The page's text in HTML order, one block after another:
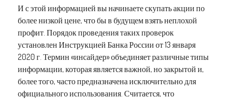
И с этой информацией вы начинаете скупать акции по
более низкой цене, что бы в будущем взять неплохой
профит. Порядок проведения таких проверок
установлен Инструкцией Банка России от 13 января
2020 г. Термин «инсайдер» объединяет различные типы
информации, которая является важной, но закрытой и,
более того, часто предназначена исключительно для
официального использования. Считается, что